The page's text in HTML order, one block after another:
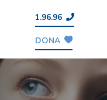
1.96.96
DONA